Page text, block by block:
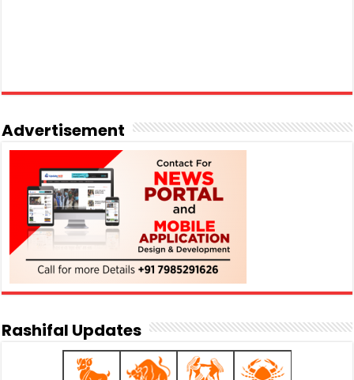
Advertisement
Rashifal Updates